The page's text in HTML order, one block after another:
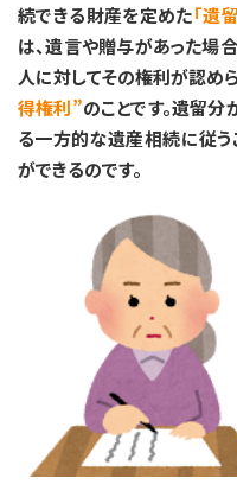
続できる財産を定めた「遺
は、遺言や贈与があった場
人に対してその権利が認め
得権利”のことです。遺留
る一方的な遺産相続に従う
ができるのです。